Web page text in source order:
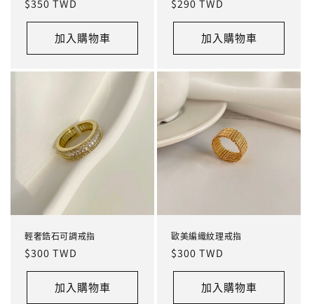
定
價
$350 TWD
加入購物車
定
價
$290 TWD
加入購物車
輕奢鋯石可調戒指
定
價
$300 TWD
加入購物車
歐美編織紋理戒指
定
價
$300 TWD
加入購物車